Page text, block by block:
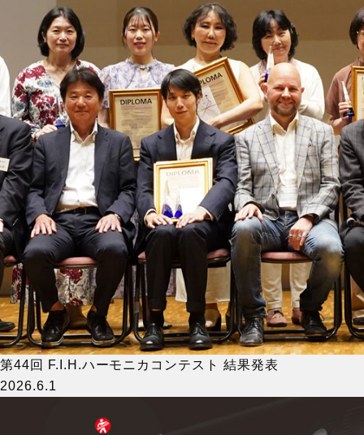
第44回 F.I.H.ハーモニカコンテスト 結果発表
2026.6.1